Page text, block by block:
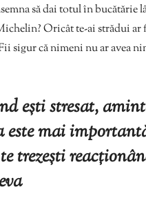
să dai totul în bucătărie
Oricât te-ai strădui ar
sigur că nimeni nu ar avea
ești stresat,
este mai
trezești